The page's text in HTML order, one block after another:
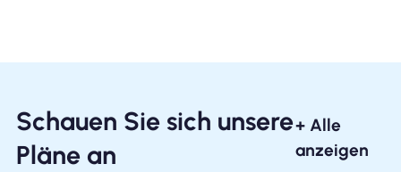
Schauen Sie sich unsere
Pläne an
+ Alle
anzeigen